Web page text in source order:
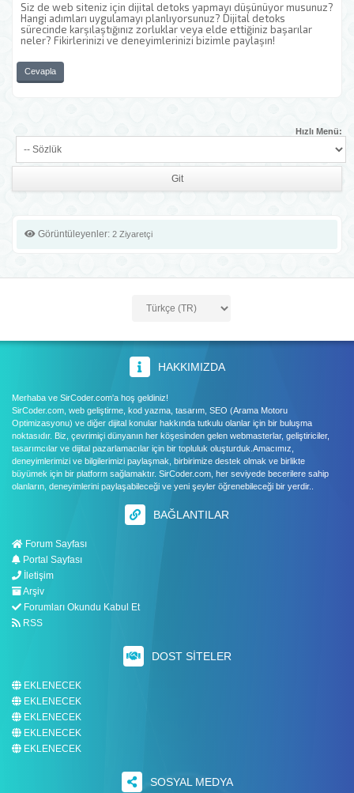
Siz de web siteniz için dijital detoks yapmayı düşünüyor musunuz?
Hangi adımları uygulamayı planlıyorsunuz? Dijital detoks
sürecinde karşılaştığınız zorluklar veya elde ettiğiniz başarılar
neler? Fikirlerinizi ve deneyimlerinizi bizimle paylaşın!
Cevapla
Hızlı Menü:
Görüntüleyenler: 2 Ziyaretçi
HAKKIMIZDA
Merhaba ve SirCoder.com'a hoş geldiniz!
SirCoder.com, web geliştirme, kod yazma, tasarım, SEO (Arama Motoru
Optimizasyonu) ve diğer dijital konular hakkında tutkulu olanlar için bir buluşma
noktasıdır. Biz, çevrimiçi dünyanın her köşesinden gelen webmasterlar, geliştiriciler,
tasarımcılar ve dijital pazarlamacılar için bir topluluk oluşturduk.Amacımız,
deneyimlerimizi ve bilgilerimizi paylaşmak, birbirimize destek olmak ve birlikte
büyümek için bir platform sağlamaktır. SirCoder.com, her seviyede becerilere sahip
olanların, deneyimlerini paylaşabileceği ve yeni şeyler öğrenebileceği bir yerdir..
BAĞLANTILAR
Forum Sayfası
Portal Sayfası
İletişim
Arşiv
Forumları Okundu Kabul Et
RSS
DOST SITELER
EKLENECEK
EKLENECEK
EKLENECEK
EKLENECEK
EKLENECEK
SOSYAL MEDYA